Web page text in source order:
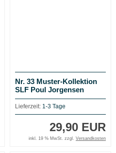
Nr. 33 Muster-Kollektion
SLF Poul Jorgensen
Signature Dubbing
Salmon & Steelhead (21
Orginalpackungen)
Lieferzeit: 1-3 Tage
29,90 EUR
inkl. 19 % MwSt. zzgl. Versandkosten